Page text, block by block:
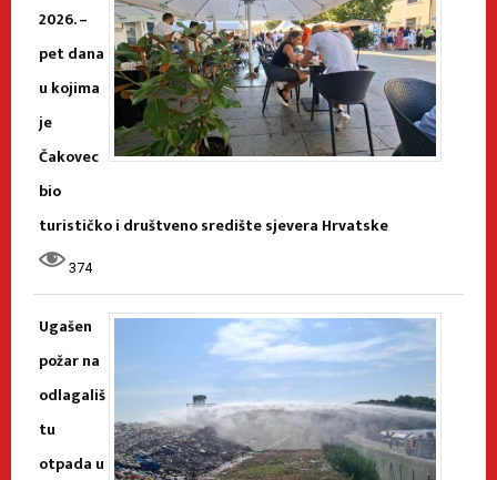
2026. –
pet dana
u kojima
je
Čakovec
bio
turističko i društveno središte sjevera Hrvatske
374
Ugašen
požar na
odlagališ
tu
otpada u